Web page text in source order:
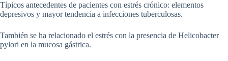
Típicos antecedentes de pacientes con estrés crónico: elementos
depresivos y mayor tendencia a infecciones tuberculosas.
También se ha relacionado el estrés con la presencia de Helicobacter
pylori en la mucosa gástrica.